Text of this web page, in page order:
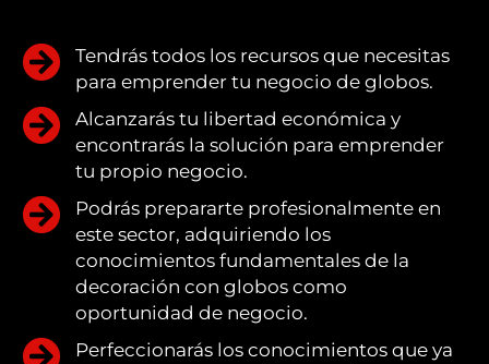
Tendrás todos los recursos que necesitas
para emprender tu negocio de globos.
Alcanzarás tu libertad económica y
encontrarás la solución para emprender
tu propio negocio.
Podrás prepararte profesionalmente en
este sector, adquiriendo los
conocimientos fundamentales de la
decoración con globos como
oportunidad de negocio.
Perfeccionarás los conocimientos que ya